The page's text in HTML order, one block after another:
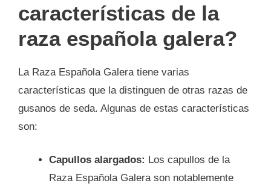
características de la
raza española galera?
La Raza Española Galera tiene varias
características que la distinguen de otras razas de
gusanos de seda. Algunas de estas características
son:
Capullos alargados: Los capullos de la
Raza Española Galera son notablemente